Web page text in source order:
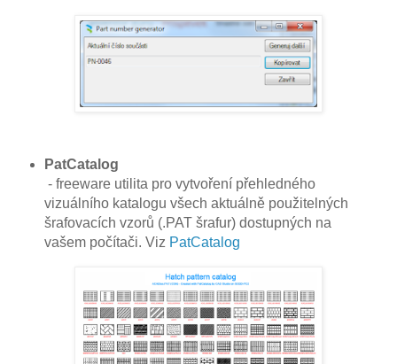
PatCatalog
- freeware utilita pro vytvoření přehledného
vizuálního katalogu všech aktuálně použitelných
šrafovacích vzorů (.PAT šrafur) dostupných na
vašem počítači. Viz PatCatalog